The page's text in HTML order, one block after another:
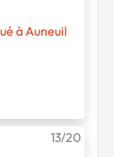
à Auneuil
13/20